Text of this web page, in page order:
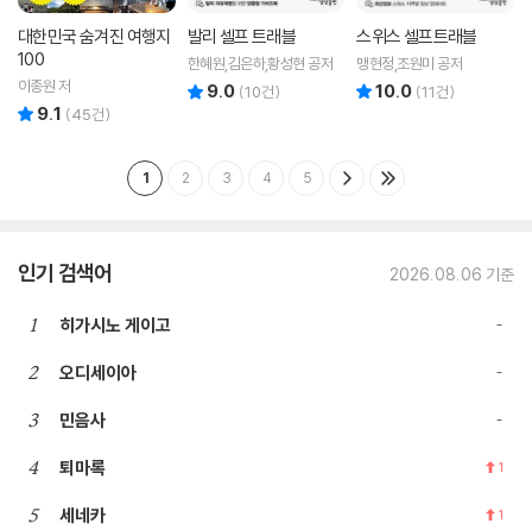
대한민국 숨겨진 여행지
100
이종원 저
9.1 (45건)
발리 셀프 트래블
한혜원,김은하,황성현 공저
9.0 (10건)
스위스 셀프트래블
맹현정,조원미 공저
10.0 (11건)
1 2 3 4 5
인기 검색어 2026.08.06 기준
1 히가시노 게이고
2 오디세이아
3 민음사
4 퇴마록 1
5 세네카 1